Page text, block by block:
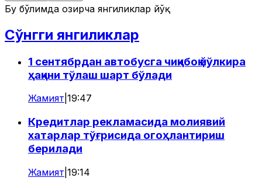
Бу бўлимда ҳозирча янгиликлар йўқ
Сўнгги янгиликлар
1 сентябрдан автобусга чиқибоқ йўлкира
ҳақини тўлаш шарт бўлади
Жамият 19:47
Кредитлар рекламасида молиявий
хатарлар тўғрисида огоҳлантириш
берилади
Жамият 19:14